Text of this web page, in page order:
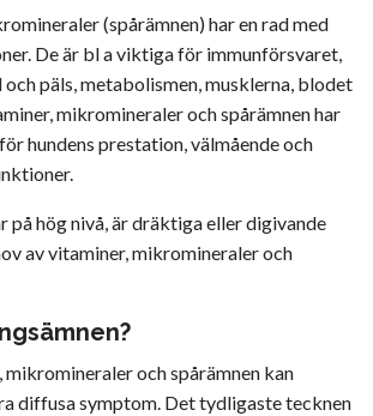
(spårämnen) har en rad med
De är bl a viktiga för immunförsvaret,
och päls, metabolismen, musklerna, blodet
mikromineraler och spårämnen har
hundens prestation, välmående och
på hög nivå, är dräktiga eller digivande
av vitaminer, mikromineraler och
och spårämnen kan
diffusa symptom. Det tydligaste tecknen